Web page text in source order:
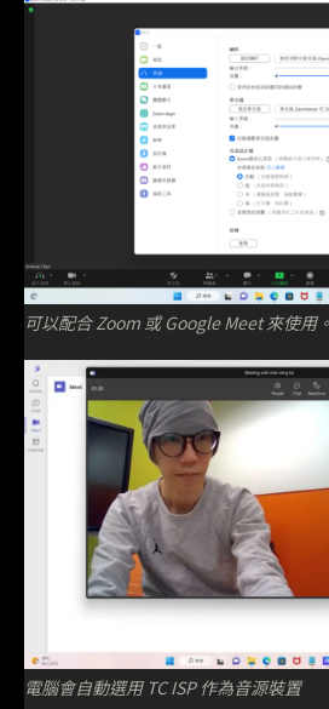
可以配合 Zoom 或 Google Meet 來使用。
電腦會自動選用 TC ISP 作為音源裝置